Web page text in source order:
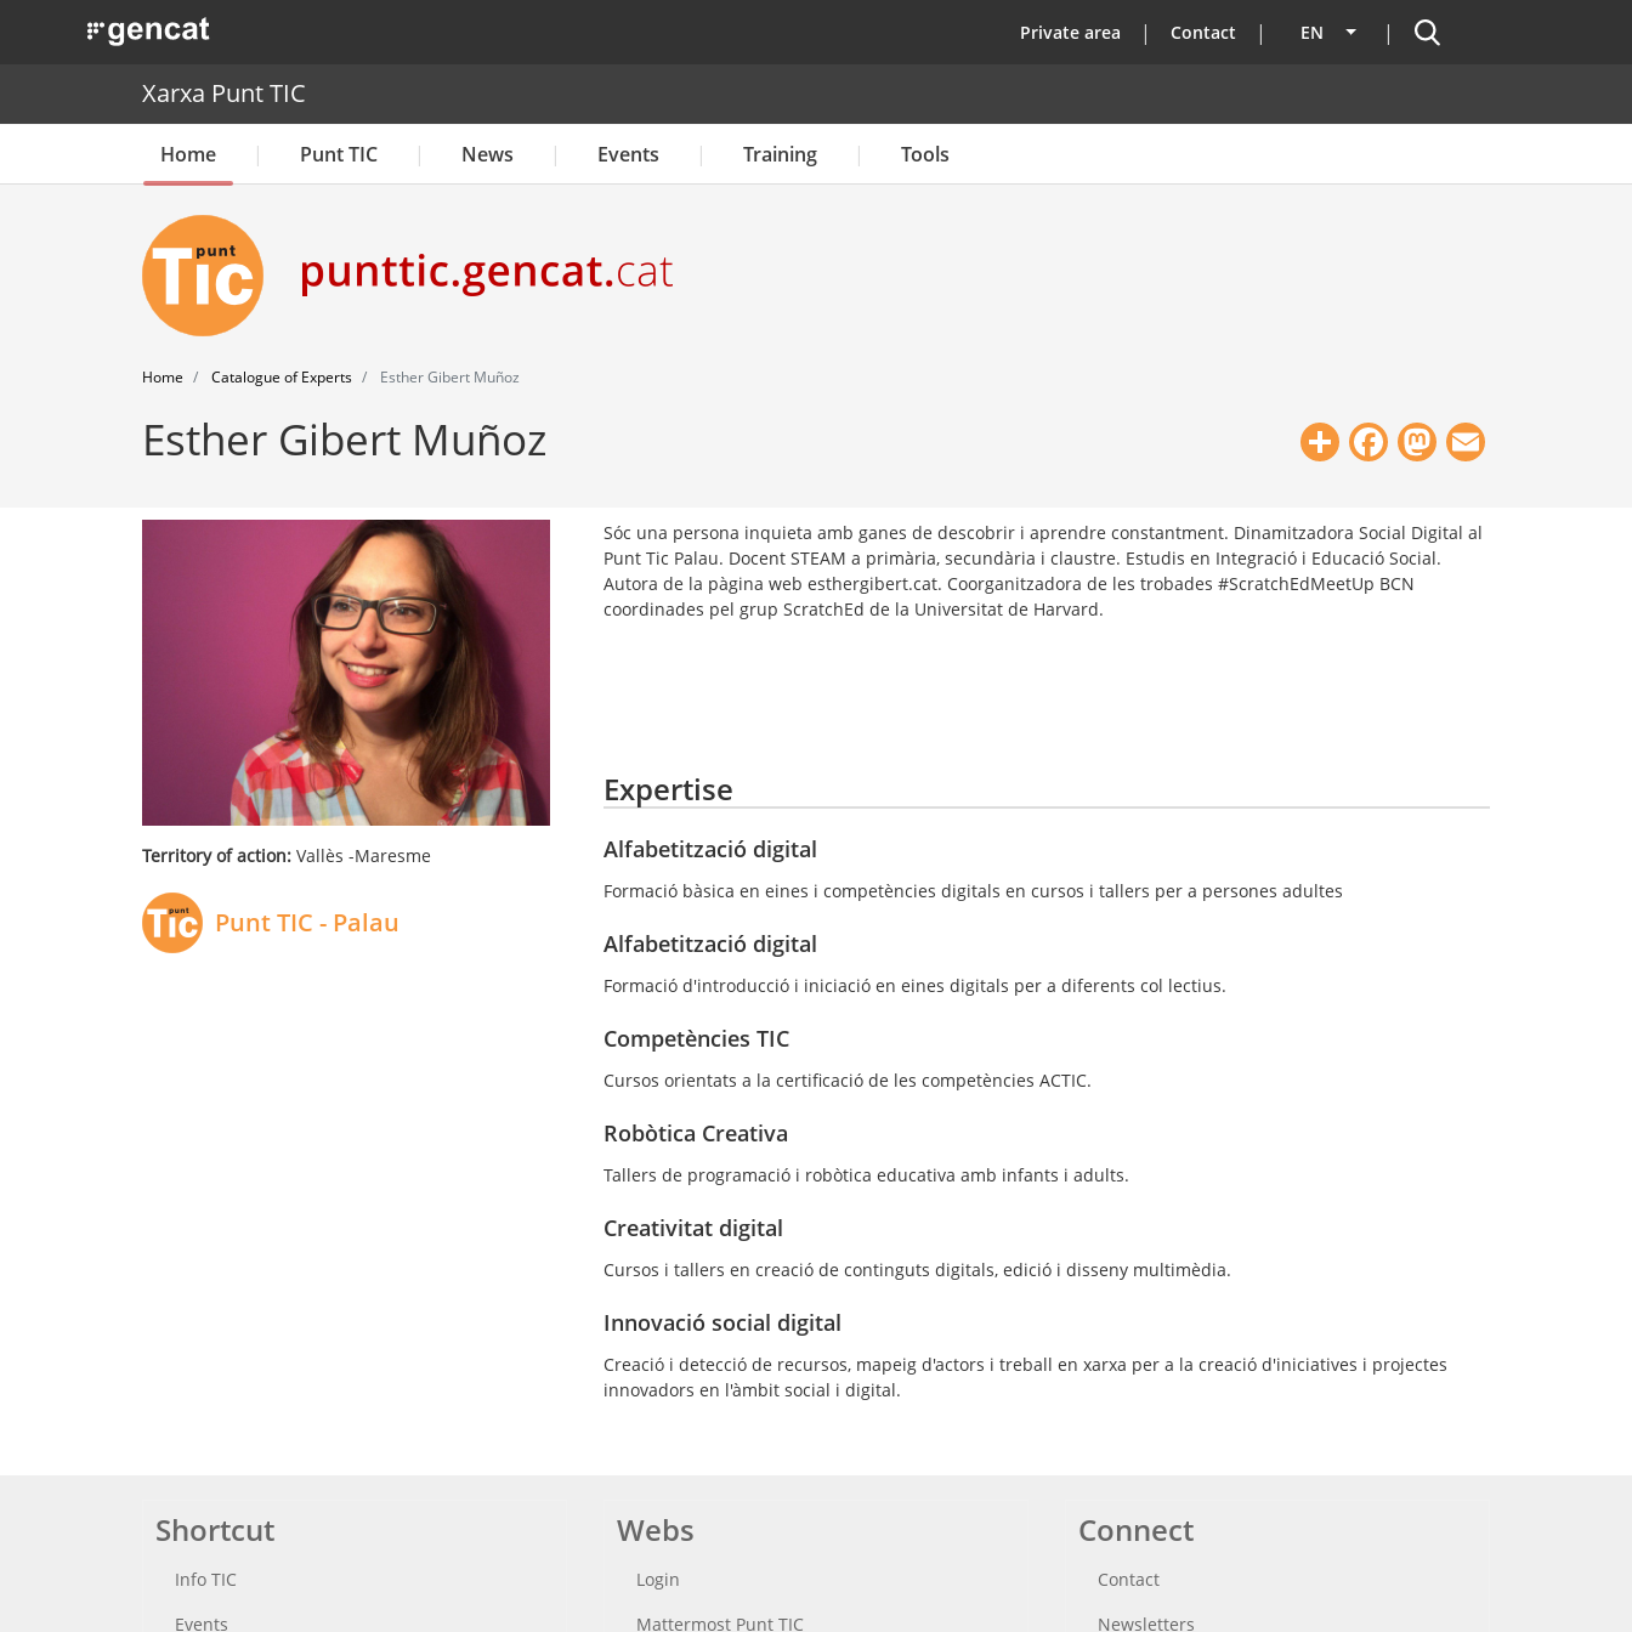
. Obre en una nova finestra. top
Private area Contact EN List additional actions
Search
Xarxa Punt TIC
Home Punt TIC News Events Training Tools
Home Catalogue of Experts Esther Gibert Muñoz
Esther Gibert Muñoz ShareFacebook
Mastodon
Territory of action: Vallès -Maresme
Punt TIC - Palau
Sóc una persona inquieta amb ganes de descobrir i aprendre constantment. Dinamitzadora Social Digital al
Punt Tic Palau. Docent STEAM a primària, secundària i claustre. Estudis en Integració i Educació Social.
Autora de la pàgina web esthergibert.cat. Coorganitzadora de les trobades #ScratchEdMeetUp BCN
coordinades pel grup ScratchEd de la Universitat de Harvard.
Expertise
Alfabetització digital
Formació bàsica en eines i competències digitals en cursos i tallers per a persones adultes
Alfabetització digital
Formació d'introducció i iniciació en eines digitals per a diferents col lectius.
Competències TIC
Cursos orientats a la certificació de les competències ACTIC.
Robòtica Creativa
Tallers de programació i robòtica educativa amb infants i adults.
Creativitat digital
Cursos i tallers en creació de continguts digitals, edició i disseny multimèdia.
Innovació social digital
Creació i detecció de recursos, mapeig d'actors i treball en xarxa per a la creació d'iniciatives i projectes
innovadors en l'àmbit social i digital.
Shortcut
Info TIC
Events
Webs
Login
Mattermost Punt TIC
Connect
Contact
Newsletters